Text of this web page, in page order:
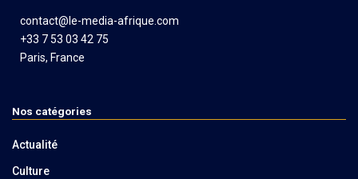
contact@le-media-afrique.com
+33 7 53 03 42 75
Paris, France
Nos catégories
Actualité
Culture